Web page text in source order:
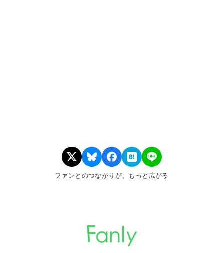
ファンとのつながりが、もっと広がる